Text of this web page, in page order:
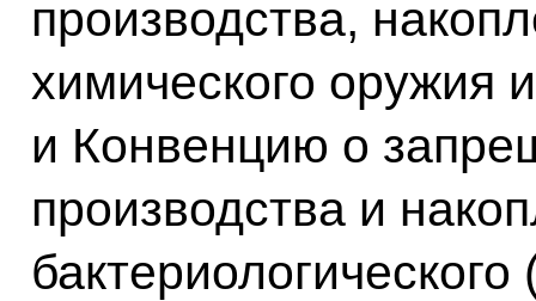
производства,
химического оружия
и Конвенцию о
производства и
бактериологического